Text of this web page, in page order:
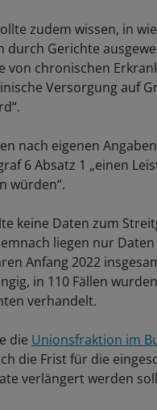
zudem wissen, in
durch Gerichte
von chronischen
Versorgung auf
nach eigenen
6 Absatz 1 „einen
würden“.
keine Daten zum
liegen nur
Anfang 2022
in 110 Fällen
verhandelt.
die Unionsfraktion im
die Frist für die
verlängert werden